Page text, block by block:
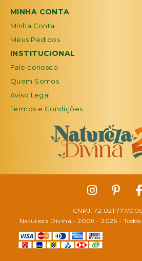
MINHA CONTA
Minha Conta
Meus Pedidos
INSTITUCIONAL
Fale conosco
Quem Somos
Aviso Legal
Termos e Condições
CNPJ: 72.021.777/
Natureza Divina - 2006 -2026 -